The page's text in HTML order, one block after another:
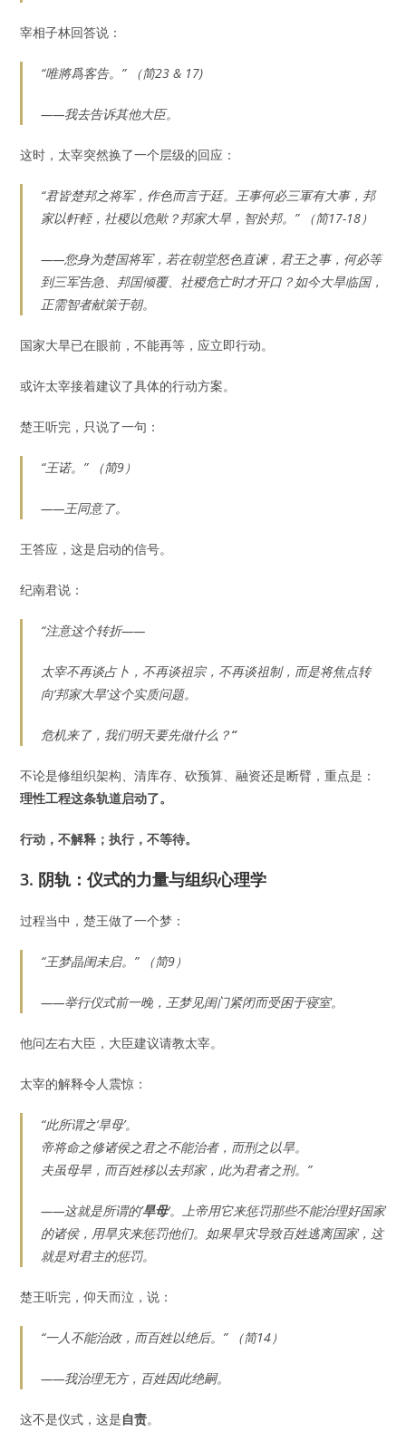
宰相子林回答说：
“唯將爲客告。” （简23 & 17)
——我去告诉其他大臣。
这时，太宰突然换了一个层级的回应：
“君皆楚邦之将军，作色而言于廷。王事何必三軍有大事，邦
家以軒輊，社稷以危歟？邦家大旱，智於邦。” （简17-18）
——您身为楚国将军，若在朝堂怒色直谏，君王之事，何必等
到三军告急、邦国倾覆、社稷危亡时才开口？如今大旱临国，
正需智者献策于朝。
国家大旱已在眼前，不能再等，应立即行动。
或许太宰接着建议了具体的行动方案。
楚王听完，只说了一句：
“王诺。” （简9）
——王同意了。
王答应，这是启动的信号。
纪南君说：
“注意这个转折——
太宰不再谈占卜，不再谈祖宗，不再谈祖制，而是将焦点转
向‘邦家大旱’这个实质问题。
危机来了，我们明天要先做什么？“
不论是修组织架构、清库存、砍预算、融资还是断臂，重点是：
理性工程这条轨道启动了。
行动，不解释；执行，不等待。
3. 阴轨：仪式的力量与组织心理学
过程当中，楚王做了一个梦：
“王梦晶闺未启。” （简9）
——举行仪式前一晚，王梦见闺门紧闭而受困于寝室。
他问左右大臣，大臣建议请教太宰。
太宰的解释令人震惊：
“此所谓之‘旱母’。
帝将命之修诸侯之君之不能治者，而刑之以旱。
夫虽母旱，而百姓移以去邦家，此为君者之刑。”
——这就是所谓的’旱母‘。上帝用它来惩罚那些不能治理好国家
的诸侯，用旱灾来惩罚他们。如果旱灾导致百姓逃离国家，这
就是对君主的惩罚。
楚王听完，仰天而泣，说：
“一人不能治政，而百姓以绝后。” （简14）
——我治理无方，百姓因此绝嗣。
这不是仪式，这是自责。